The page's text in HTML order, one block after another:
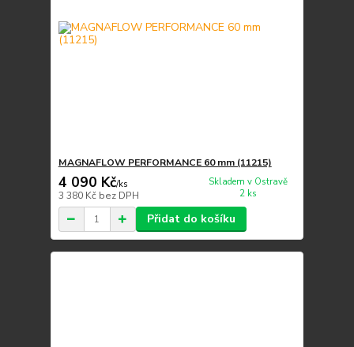
MAGNAFLOW PERFORMANCE 60 mm (11215)
4 090 Kč/ks
3 380 Kč bez DPH
Skladem v Ostravě
2 ks
Přidat do košíku